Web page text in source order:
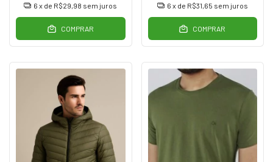
6 x de R$29,98 sem juros
COMPRAR
6 x de R$31,65 sem juros
COMPRAR